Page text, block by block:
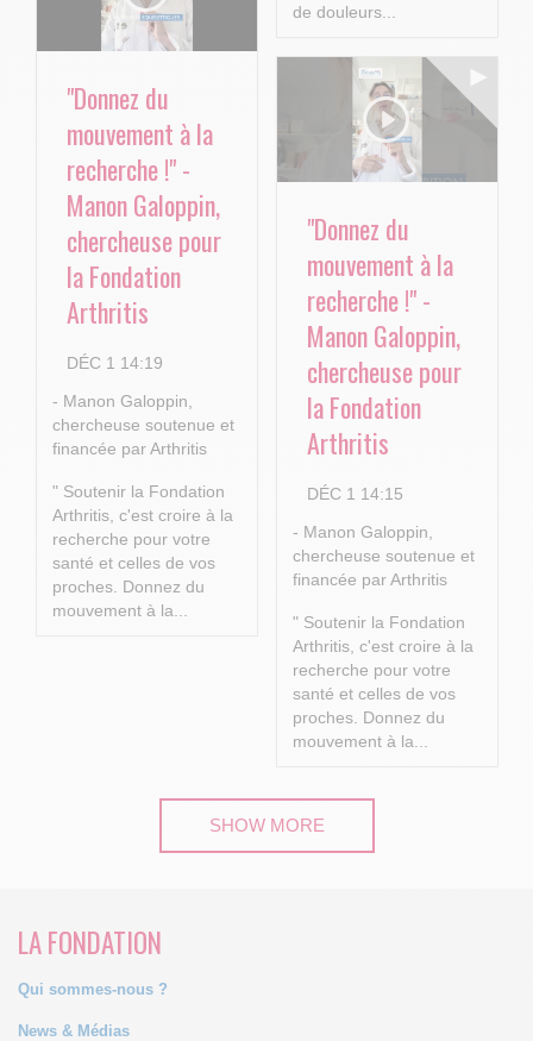
de douleurs...
"Donnez du
mouvement à la
recherche !" -
Manon Galoppin,
chercheuse pour
la Fondation
Arthritis
DÉC 1 14:19
- Manon Galoppin,
chercheuse soutenue et
financée par Arthritis
" Soutenir la Fondation
Arthritis, c'est croire à la
recherche pour votre
santé et celles de vos
proches. Donnez du
mouvement à la...
"Donnez du
mouvement à la
recherche !" -
Manon Galoppin,
chercheuse pour
la Fondation
Arthritis
DÉC 1 14:15
- Manon Galoppin,
chercheuse soutenue et
financée par Arthritis
" Soutenir la Fondation
Arthritis, c'est croire à la
recherche pour votre
santé et celles de vos
proches. Donnez du
mouvement à la...
SHOW MORE
LA FONDATION
Qui sommes-nous ?
News & Médias